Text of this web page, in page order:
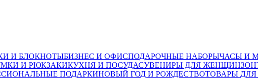
И БЛОКНОТЫБИЗНЕС И ОФИСПОДАРОЧНЫЕ НАБОРЫЧАСЫ И
И РЮКЗАКИКУХНЯ И ПОСУДАСУВЕНИРЫ ДЛЯ ЖЕНЩИН
ПОДАРКИНОВЫЙ ГОД И РОЖДЕСТВОТОВАРЫ ДЛЯ